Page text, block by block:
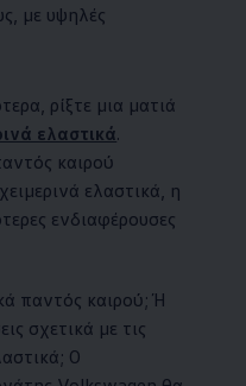
με υψηλές
ρίξτε μια ματιά
ελαστικά.
καιρού
ελαστικά, η
ενδιαφέρουσες
παντός καιρού; Ή
σχετικά με τις
Ο